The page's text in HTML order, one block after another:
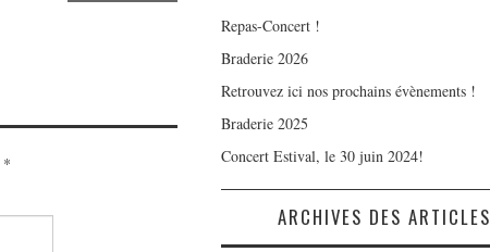
*
Repas-Concert !
Braderie 2026
Retrouvez ici nos prochains évènements !
Braderie 2025
Concert Estival, le 30 juin 2024!
ARCHIVES DES ARTICLES